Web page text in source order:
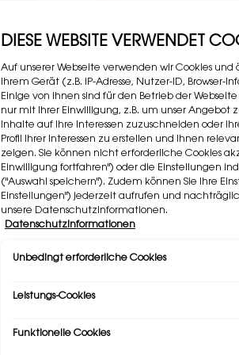
DIESE WEBSITE VERWENDET
Auf unserer Webseite verwenden wir Cookies
Ihrem Gerät (z.B. IP-Adresse, Nutzer-ID,
Einige von ihnen sind für den Betrieb der
nur mit Ihrer Einwilligung, z.B. um unser Angebot
Inhalte auf Ihre Interessen zuzuschneiden oder
Profil Ihrer Interessen zu erstellen und Ihnen
zeigen. Sie können nicht erforderliche Cookies
Einwilligung fortfahren") oder die Einstellungen
("Auswahl speichern"). Zudem können Sie Ihre
Einstellungen") jederzeit aufrufen und
unsere Datenschutzinformationen.
Datenschutzinformationen
Unbedingt erforderliche Cookies
Leistungs-Cookies
Funktionelle Cookies